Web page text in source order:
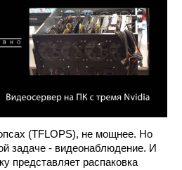
(TFLOPS), не мощнее. Но
задаче - видеонаблюдение. И
представляет распаковка